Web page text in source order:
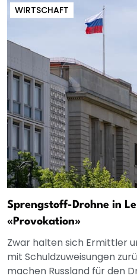
WIRTSCHAFT
Sprengstoff-Drohne in
«Provokation»
Zwar halten sich Ermittler
mit Schuldzuweisungen
machen Russland für den